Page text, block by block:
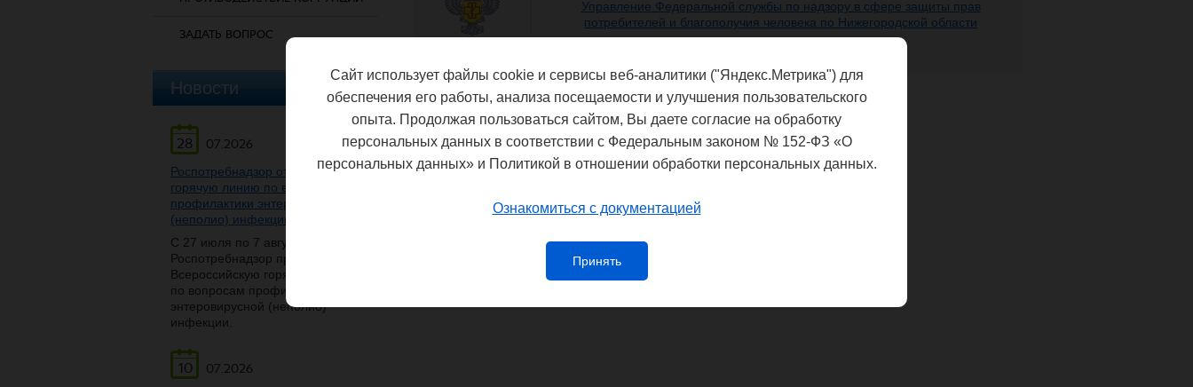
ЗАДАТЬ ВОПРОС
Новости
28
07.2026
Роспотребнадзор открывает
горячую линию по вопросам
профилактики энтеровирусной
(неполио) инфекции
С 27 июля по 7 августа
Роспотребнадзор проведет
Всероссийскую горячую линию
по вопросам профилактики
энтеровирусной (неполио)
инфекции.
10
07.2026
Управление Федеральной службы по надзору в сфере защиты прав
потребителей и благополучия человека по Нижегородской области
Сайт использует файлы cookie и сервисы веб-аналитики ("Яндекс.Метрика") для
обеспечения его работы, анализа посещаемости и улучшения пользовательского
опыта. Продолжая пользоваться сайтом, Вы даете согласие на обработку
персональных данных в соответствии с Федеральным законом № 152-ФЗ «О
персональных данных» и Политикой в отношении обработки персональных данных.
Ознакомиться с документацией
Принять